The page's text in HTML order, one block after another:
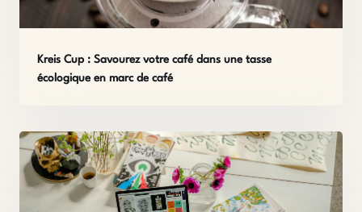
Kreis Cup : Savourez votre café dans une tasse
écologique en marc de café